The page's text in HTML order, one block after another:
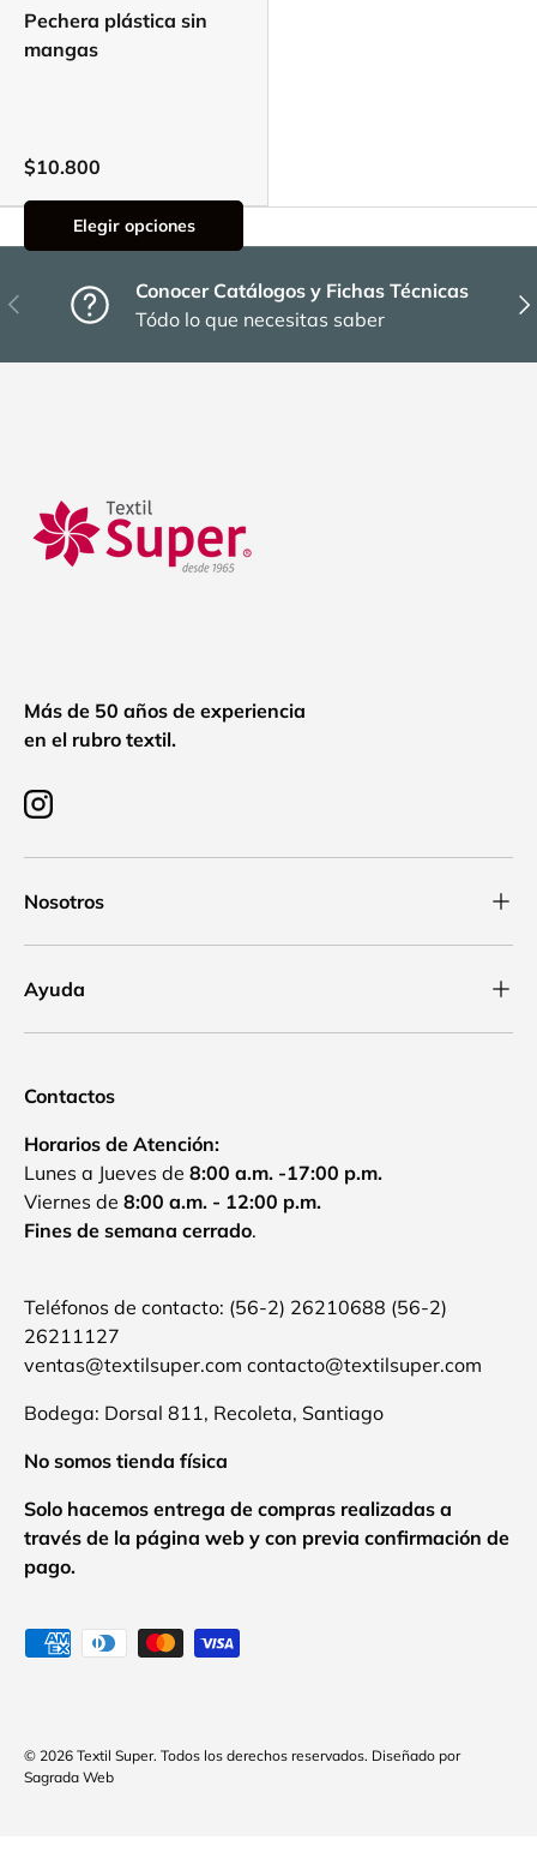
Pechera plástica sin
mangas
$10.800
Elegir opciones
Anterior
Conocer Catálogos y Fichas Técnicas
Tódo lo que necesitas saber
Más de 50 años de experiencia
en el rubro textil.
Instagram
Nosotros
Ayuda
Contactos
Horarios de Atención:
Lunes a Jueves de 8:00 a.m. -17:00 p.m.
Viernes de 8:00 a.m. - 12:00 p.m.
Fines de semana cerrado.
Teléfonos de contacto: (56-2) 26210688 (56-2)
26211127
ventas@textilsuper.com contacto@textilsuper.com
Bodega: Dorsal 811, Recoleta, Santiago
No somos tienda física
Solo hacemos entrega de compras realizadas a
través de la página web y con previa confirmación de
pago.
Formas de pago aceptadas
© 2026 Textil Super. Todos los derechos reservados. Diseñado por
Sagrada Web